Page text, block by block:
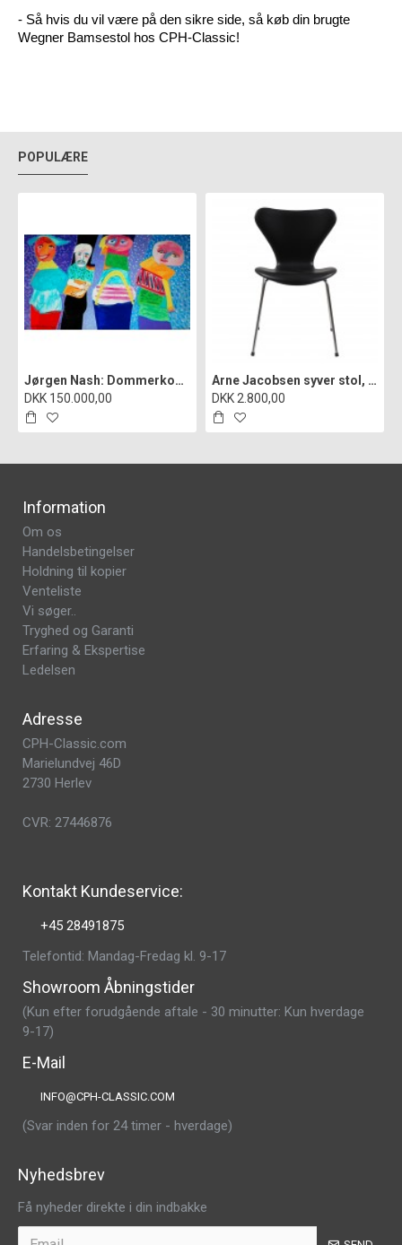
- Så hvis du vil være på den sikre side, så køb din brugte
Wegner Bamsestol hos CPH-Classic!
POPULÆRE
Jørgen Nash: Dommerkomiteen i Statens hemmelige kunstfond", cd
DKK 150.000,00
Arne Jacobsen syver stol, 3107, nypolstret i sort classic læder
DKK 2.800,00
Information
Om os
Handelsbetingelser
Holdning til kopier
Venteliste
Vi søger..
Tryghed og Garanti
Erfaring & Ekspertise
Ledelsen
Adresse
CPH-Classic.com
Marielundvej 46D
2730 Herlev
CVR: 27446876
Kontakt Kundeservice:
+45 28491875
Telefontid: Mandag-Fredag kl. 9-17
Showroom Åbningstider
(Kun efter forudgående aftale - 30 minutter: Kun hverdage
9-17)
E-Mail
INFO@CPH-CLASSIC.COM
(Svar inden for 24 timer - hverdage)
Nyhedsbrev
Få nyheder direkte i din indbakke